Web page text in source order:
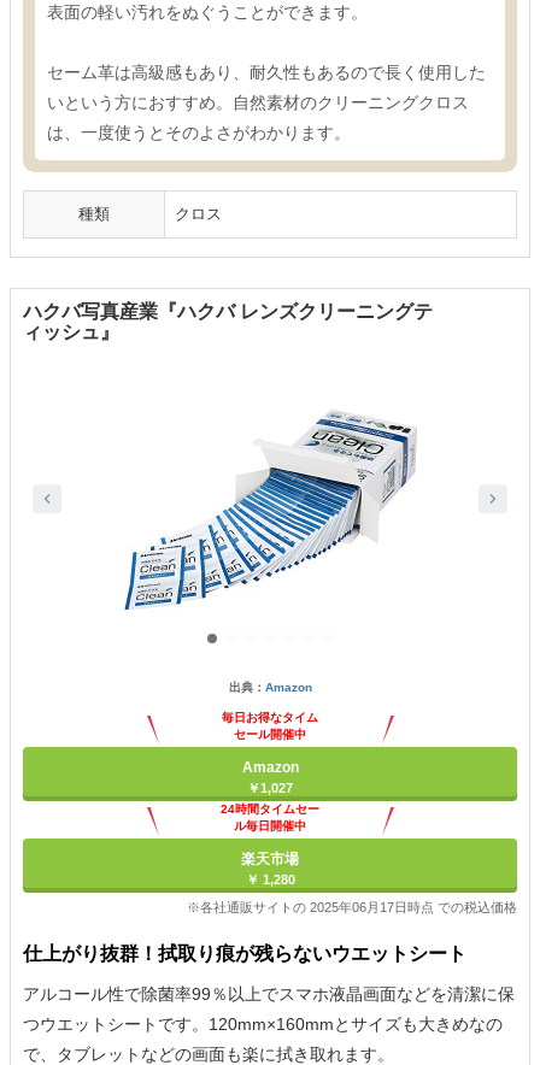
表面の軽い汚れをぬぐうことができます。
セーム革は高級感もあり、耐久性もあるので長く使用した
いという方におすすめ。自然素材のクリーニングクロス
は、一度使うとそのよさがわかります。
種類 クロス
ハクバ写真産業『ハクバ レンズクリーニングテ
ィッシュ』
出典： Amazon
毎日お得なタイム
セール開催中
Amazon
￥1,027
24時間タイムセー
ル毎日開催中
楽天市場
￥ 1,280
※各社通販サイトの 2025年06月17日時点 での税込価格
仕上がり抜群！拭取り痕が残らないウエットシート
アルコール性で除菌率99％以上でスマホ液晶画面などを清潔に保
つウエットシートです。120mm×160mmとサイズも大きめなの
で、タブレットなどの画面も楽に拭き取れます。